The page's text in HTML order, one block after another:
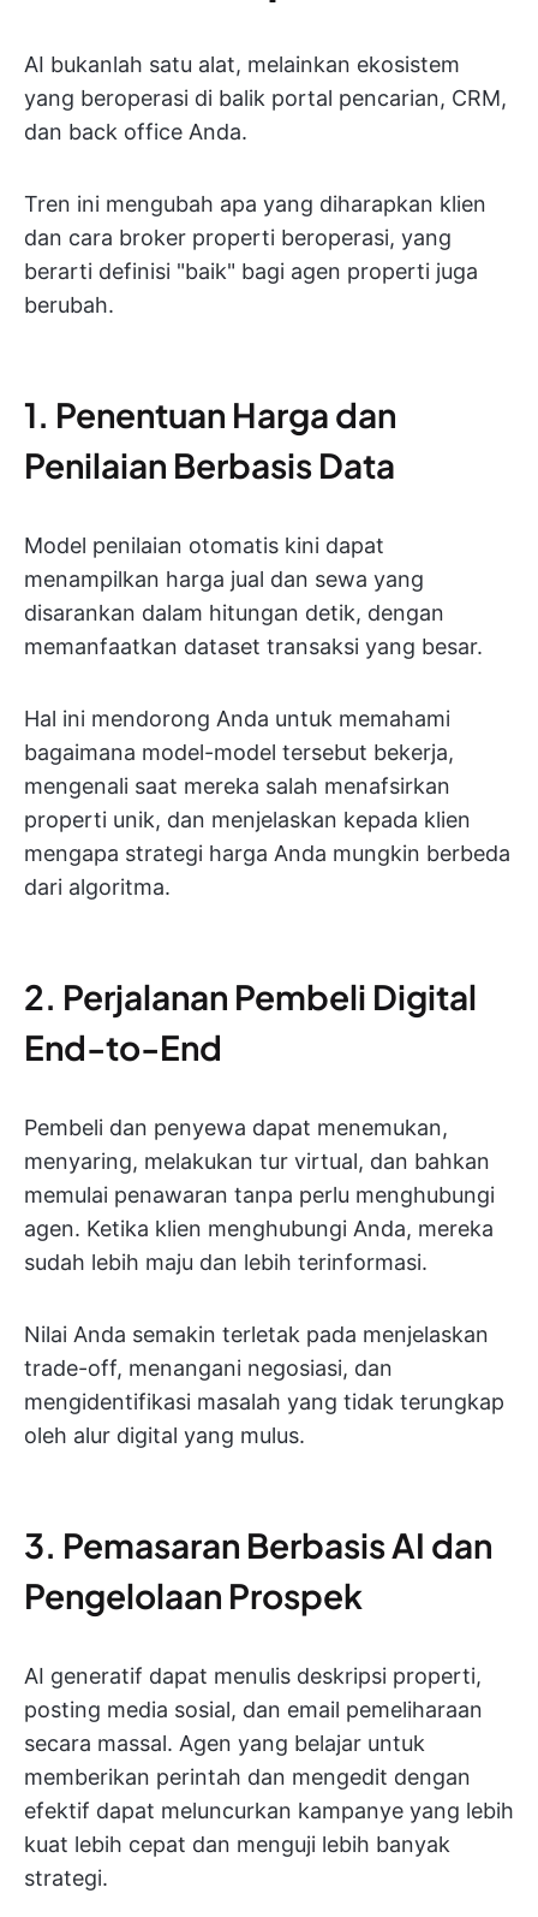
AI bukanlah satu alat, melainkan ekosistem
yang beroperasi di balik portal pencarian, CRM,
dan back office Anda.
Tren ini mengubah apa yang diharapkan klien
dan cara broker properti beroperasi, yang
berarti definisi "baik" bagi agen properti juga
berubah.
1. Penentuan Harga dan
Penilaian Berbasis Data
Model penilaian otomatis kini dapat
menampilkan harga jual dan sewa yang
disarankan dalam hitungan detik, dengan
memanfaatkan dataset transaksi yang besar.
Hal ini mendorong Anda untuk memahami
bagaimana model-model tersebut bekerja,
mengenali saat mereka salah menafsirkan
properti unik, dan menjelaskan kepada klien
mengapa strategi harga Anda mungkin berbeda
dari algoritma.
2. Perjalanan Pembeli Digital
End-to-End
Pembeli dan penyewa dapat menemukan,
menyaring, melakukan tur virtual, dan bahkan
memulai penawaran tanpa perlu menghubungi
agen. Ketika klien menghubungi Anda, mereka
sudah lebih maju dan lebih terinformasi.
Nilai Anda semakin terletak pada menjelaskan
trade-off, menangani negosiasi, dan
mengidentifikasi masalah yang tidak terungkap
oleh alur digital yang mulus.
3. Pemasaran Berbasis AI dan
Pengelolaan Prospek
AI generatif dapat menulis deskripsi properti,
posting media sosial, dan email pemeliharaan
secara massal. Agen yang belajar untuk
memberikan perintah dan mengedit dengan
efektif dapat meluncurkan kampanye yang lebih
kuat lebih cepat dan menguji lebih banyak
strategi.